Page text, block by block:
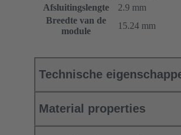
Afsluitingslengte
2.9 mm
Breedte van de
module
15.24 mm
Technische
Material properties